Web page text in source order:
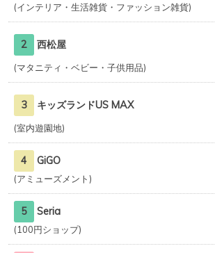
インテリア・生活雑貨・ファッション雑貨
2 西松屋
マタニティ・ベビー・子供用品
3 キッズランドUS MAX
室内遊園地
4 GiGO
アミューズメント
5 Seria
100円ショップ